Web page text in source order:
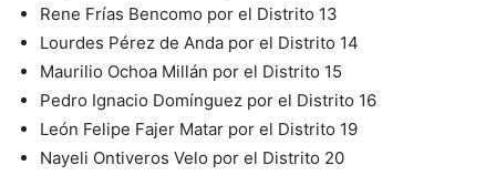
Rene Frías Bencomo por el Distrito 13
Lourdes Pérez de Anda por el Distrito 14
Maurilio Ochoa Millán por el Distrito 15
Pedro Ignacio Domínguez por el Distrito 16
León Felipe Fajer Matar por el Distrito 19
Nayeli Ontiveros Velo por el Distrito 20